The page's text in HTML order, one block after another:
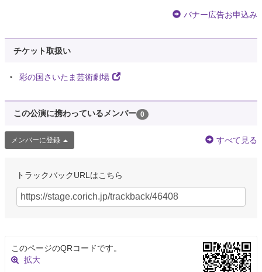
バナー広告お申込み
チケット取扱い
彩の国さいたま芸術劇場
この公演に携わっているメンバー 0
メンバーに登録 すべて見る
トラックバックURLはこちら
このページのQRコードです。
拡大